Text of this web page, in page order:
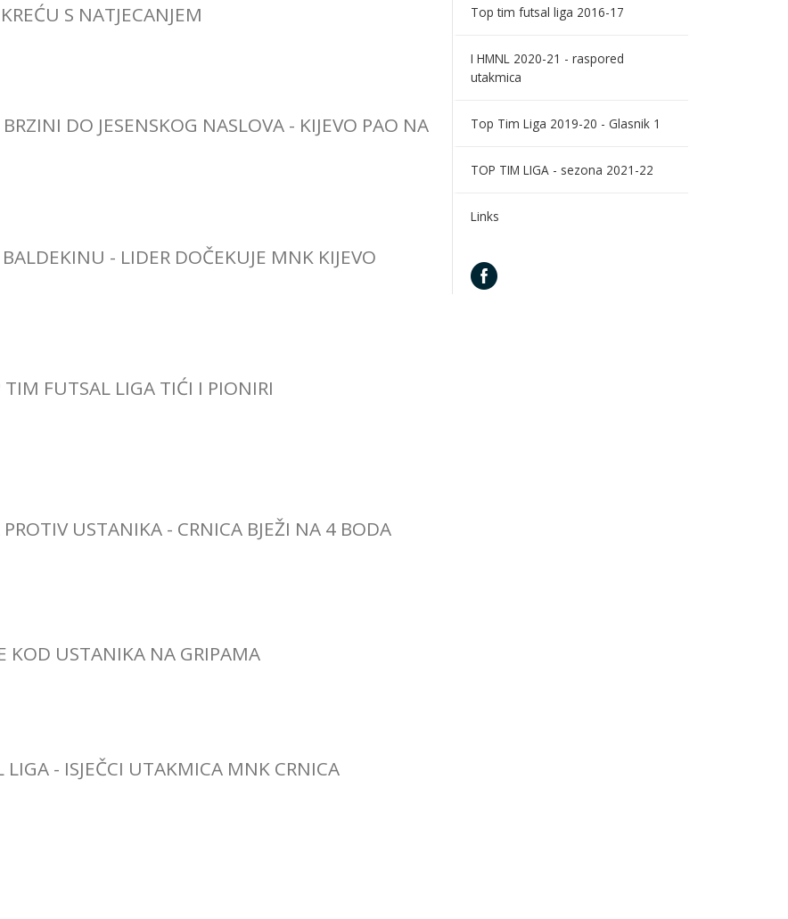
S NATJECANJEM
DO JESENSKOG NASLOVA - KIJEVO PAO NA
- LIDER DOČEKUJE MNK KIJEVO
FUTSAL LIGA TIĆI I PIONIRI
PROTIV USTANIKA - CRNICA BJEŽI NA 4 BODA
KOD USTANIKA NA GRIPAMA
- ISJEČCI UTAKMICA MNK CRNICA
Top tim futsal liga 2016-17
I HMNL 2020-21 - raspored
utakmica
Top Tim Liga 2019-20 - Glasnik 1
TOP TIM LIGA - sezona 2021-22
Links